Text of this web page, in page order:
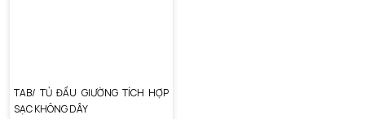
TAB/ TỦ ĐẦU GIƯỜNG TÍCH HỢP
SẠC KHÔNG DÂY